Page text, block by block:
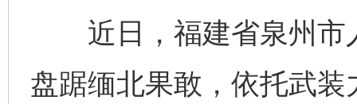
近日，福建省泉州市
盘踞缅北果敢，依托武